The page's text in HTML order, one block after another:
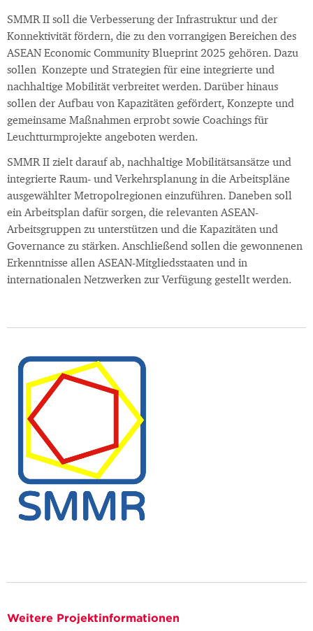
SMMR II soll die Verbesserung der Infrastruktur und der
Konnektivität fördern, die zu den vorrangigen Bereichen des
ASEAN Economic Community Blueprint 2025 gehören. Dazu
sollen Konzepte und Strategien für eine integrierte und
nachhaltige Mobilität verbreitet werden. Darüber hinaus
sollen der Aufbau von Kapazitäten gefördert, Konzepte und
gemeinsame Maßnahmen erprobt sowie Coachings für
Leuchtturmprojekte angeboten werden.
SMMR II zielt darauf ab, nachhaltige Mobilitätsansätze und
integrierte Raum- und Verkehrsplanung in die Arbeitspläne
ausgewählter Metropolregionen einzuführen. Daneben soll
ein Arbeitsplan dafür sorgen, die relevanten ASEAN-
Arbeitsgruppen zu unterstützen und die Kapazitäten und
Governance zu stärken. Anschließend sollen die gewonnenen
Erkenntnisse allen ASEAN-Mitgliedsstaaten und in
internationalen Netzwerken zur Verfügung gestellt werden.
Weitere Projektinformationen